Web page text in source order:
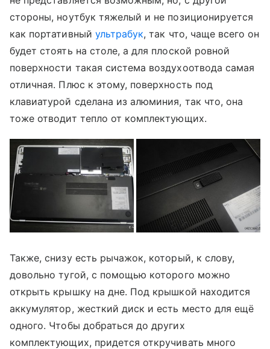
стороны, ноутбук тяжелый и не позиционируется
как портативный ультрабук, так что, чаще всего он
будет стоять на столе, а для плоской ровной
поверхности такая система воздухоотвода самая
отличная. Плюс к этому, поверхность под
клавиатурой сделана из алюминия, так что, она
тоже отводит тепло от комплектующих.
Также, снизу есть рычажок, который, к слову,
довольно тугой, с помощью которого можно
открыть крышку на дне. Под крышкой находится
аккумулятор, жесткий диск и есть место для ещё
одного. Чтобы добраться до других
комплектующих, придется откручивать много